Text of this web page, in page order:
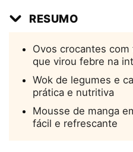
RESUMO
Ovos crocantes
que virou febre na
Wok de legumes e
prática e nutritiva
Mousse de manga
fácil e refrescante